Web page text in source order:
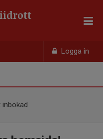
Logga in
inbokad